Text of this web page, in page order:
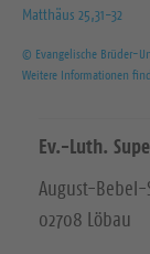
Matthäus 25,31-32
© Evangelische Brüder-
Weitere Informationen
Ev.-Luth.
August-Bebel-
02708 Löbau